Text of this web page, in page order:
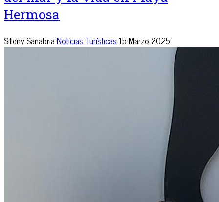
Hermosa
Silleny SanabriaNoticias Turísticas15 Marzo 2025